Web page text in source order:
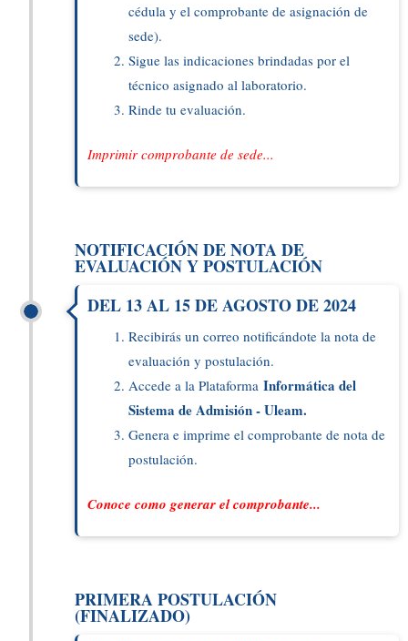
cédula y el comprobante de asignación de
sede).
Sigue las indicaciones brindadas por el
técnico asignado al laboratorio.
Rinde tu evaluación.
Imprimir comprobante de sede...
NOTIFICACIÓN DE NOTA DE
EVALUACIÓN Y POSTULACIÓN
DEL 13 AL 15 DE AGOSTO DE 2024
Recibirás un correo notificándote la nota de
evaluación y postulación.
Accede a la PlataformaInformática del
Sistema de Admisión - Uleam.
Genera e imprime el comprobante de nota de
postulación.
Conoce como generar el comprobante...
PRIMERA POSTULACIÓN
(FINALIZADO)